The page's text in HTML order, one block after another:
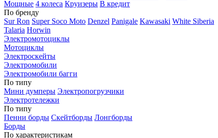
Мощные 4 колеса Круизеры В кредит
По бренду
Sur Ron Super Soco Moto Denzel Panigale Kawasaki White Siberia
Talaria Horwin
Электромотоциклы
Мотоциклы
Электроскейты
Электромобили
Электромобили багги
По типу
Мини думперы Электропогрузчики
Электротележки
По типу
Пенни борды Скейтборды Лонгборды
Борды
По характеристикам